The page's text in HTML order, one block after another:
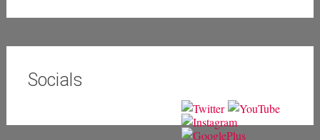
Socials